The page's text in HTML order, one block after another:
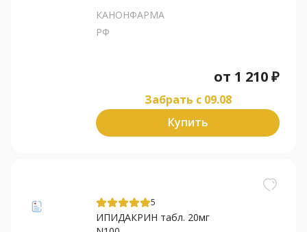
КАНОНФАРМА
РФ
от 1 210₽
Забрать c 09.08
Купить
5
ИПИДАКРИН табл. 20мг